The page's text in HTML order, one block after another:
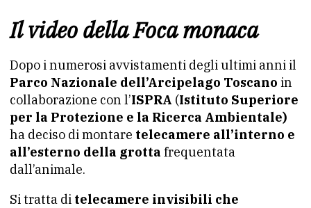
Il video della Foca monaca
Dopo i numerosi avvistamenti degli ultimi anni il
Parco Nazionale dell’Arcipelago Toscano in
collaborazione con l’ISPRA (Istituto Superiore
per la Protezione e la Ricerca Ambientale)
ha deciso di montare telecamere all’interno e
all’esterno della grotta frequentata
dall’animale.
Si tratta di telecamere invisibili che